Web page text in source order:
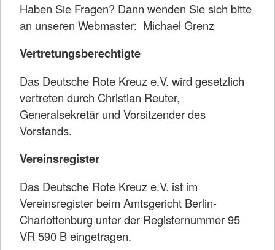
Haben Sie Fragen? Dann wenden Sie sich bitte
an unseren Webmaster: Michael Grenz
Vertretungsberechtigte
Das Deutsche Rote Kreuz e.V. wird gesetzlich
vertreten durch Christian Reuter,
Generalsekretär und Vorsitzender des
Vorstands.
Vereinsregister
Das Deutsche Rote Kreuz e.V. ist im
Vereinsregister beim Amtsgericht Berlin-
Charlottenburg unter der Registernummer 95
VR 590 B eingetragen.